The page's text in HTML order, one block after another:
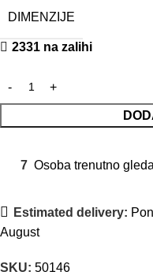
DIMENZIJE
2331 na zalihi
7 Osoba trenutno
Estimated delivery:
August
SKU: 50146